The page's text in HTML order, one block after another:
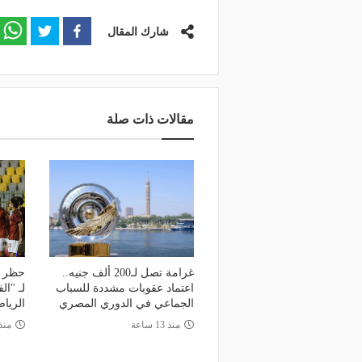
شارك المقال
مقالات ذات صلة
غرامة تصل لـ200 ألف جنيه..
اعتماد عقوبات مشددة للسباب
الجماعي في الدوري المصري
منذ 13 ساعة
حظر
لـ
منذ 21